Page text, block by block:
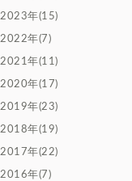
2023年(15)
2022年(7)
2021年(11)
2020年(17)
2019年(23)
2018年(19)
2017年(22)
2016年(7)